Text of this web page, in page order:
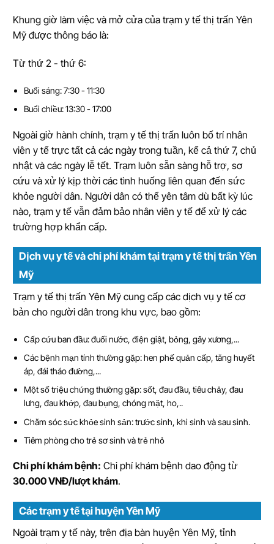
Khung giờ làm việc và mở cửa của trạm y tế thị trấn Yên
Mỹ được thông báo là:
Từ thứ 2 - thứ 6:
Buổi sáng: 7:30 - 11:30
Buổi chiều: 13:30 - 17:00
Ngoài giờ hành chính, trạm y tế thị trấn luôn bố trí nhân
viên y tế trực tất cả các ngày trong tuần, kể cả thứ 7, chủ
nhật và các ngày lễ tết. Trạm luôn sẵn sàng hỗ trợ, sơ
cứu và xử lý kịp thời các tình huống liên quan đến sức
khỏe người dân. Người dân có thể yên tâm dù bất kỳ lúc
nào, trạm y tế vẫn đảm bảo nhân viên y tế để xử lý các
trường hợp khẩn cấp.
Dịch vụ y tế và chi phí khám tại trạm y tế thị trấn Yên
Mỹ
Trạm y tế thị trấn Yên Mỹ cung cấp các dịch vụ y tế cơ
bản cho người dân trong khu vực, bao gồm:
Cấp cứu ban đầu: đuối nước, điện giật, bỏng, gãy xương,...
Các bệnh mạn tính thường gặp: hen phế quản cấp, tăng huyết
áp, đái tháo đường,...
Một số triệu chứng thường gặp: sốt, đau đầu, tiêu chảy, đau
lưng, đau khớp, đau bụng, chóng mặt, ho,..
Chăm sóc sức khỏe sinh sản: trước sinh, khi sinh và sau sinh.
Tiêm phòng cho trẻ sơ sinh và trẻ nhỏ
Chi phí khám bệnh: Chi phí khám bệnh dao động từ
30.000 VNĐ/lượt khám.
Các trạm y tế tại huyện Yên Mỹ
Ngoài trạm y tế này, trên địa bàn huyện Yên Mỹ, tỉnh